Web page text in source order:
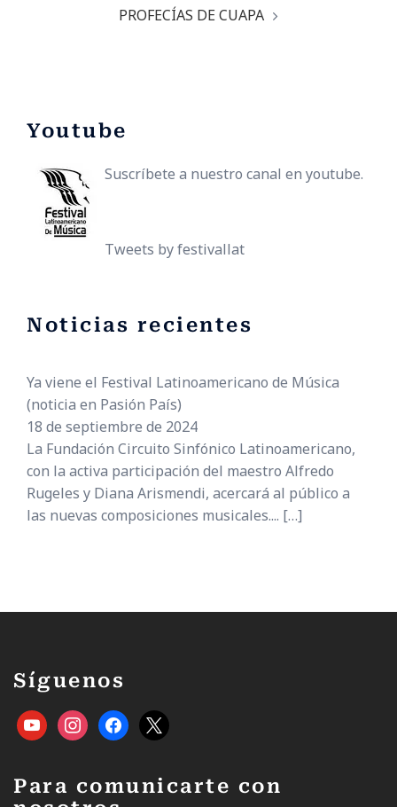
PROFECÍAS DE CUAPA
Youtube
Suscríbete a nuestro canal en youtube.
Tweets by festivallat
Noticias recientes
Ya viene el Festival Latinoamericano de Música
(noticia en Pasión País)
18 de septiembre de 2024
La Fundación Circuito Sinfónico Latinoamericano,
con la activa participación del maestro Alfredo
Rugeles y Diana Arismendi, acercará al público a
las nuevas composiciones musicales.... […]
Síguenos
Para comunicarte con